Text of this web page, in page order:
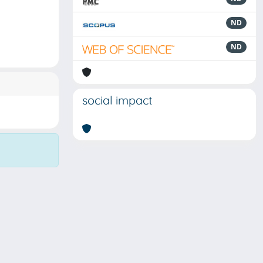
ND
ND
social impact